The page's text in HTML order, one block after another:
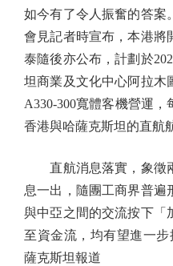
如今有了令人振奮的答案
會見記者時宣布，本港將
泰隨後亦公布，計劃於
坦商業及文化中心阿拉木
A330-300寬體客機營運
香港與哈薩克斯坦的直航
直航消息落實，象徵
息一出，隨團工商界普遍
與中亞之間的交流按下「
至資金流，均有望進一
薩克斯坦報道